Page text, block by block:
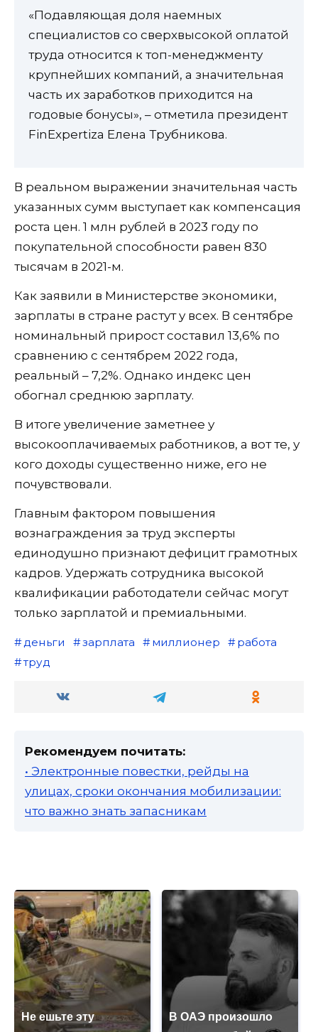
«Подавляющая доля наемных
специалистов со сверхвысокой оплатой
труда относится к топ-менеджменту
крупнейших компаний, а значительная
часть их заработков приходится на
годовые бонусы», – отметила президент
FinExpertiza Елена Трубникова.
В реальном выражении значительная часть
указанных сумм выступает как компенсация
роста цен. 1 млн рублей в 2023 году по
покупательной способности равен 830
тысячам в 2021-м.
Как заявили в Министерстве экономики,
зарплаты в стране растут у всех. В сентябре
номинальный прирост составил 13,6% по
сравнению с сентябрем 2022 года,
реальный – 7,2%. Однако индекс цен
обогнал среднюю зарплату.
В итоге увеличение заметнее у
высокооплачиваемых работников, а вот те, у
кого доходы существенно ниже, его не
почувствовали.
Главным фактором повышения
вознаграждения за труд эксперты
единодушно признают дефицит грамотных
кадров. Удержать сотрудника высокой
квалификации работодатели сейчас могут
только зарплатой и премиальными.
деньги зарплата миллионер
работа
труд
Рекомендуем почитать:
• Электронные повестки, рейды на
улицах, сроки окончания мобилизации:
что важно знать запасникам
Не ешьте эту
В ОАЭ произошло